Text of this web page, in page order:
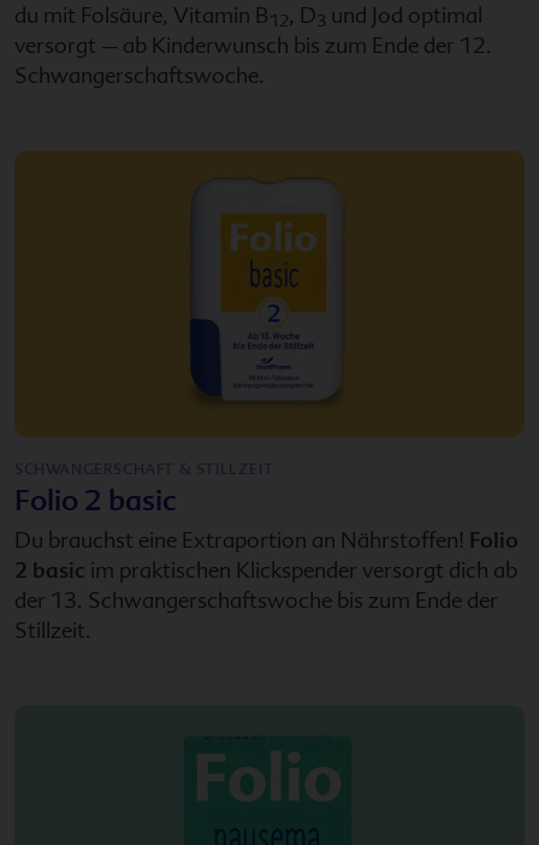
du mit Folsäure, Vitamin B12, D3 und Jod optimal
versorgt – ab Kinderwunsch bis zum Ende der 12.
Schwangerschaftswoche.
SCHWANGERSCHAFT & STILLZEIT
Folio 2 basic
Du brauchst eine Extraportion an Nährstoffen! Folio
2 basic im praktischen Klickspender versorgt dich ab
der 13. Schwangerschaftswoche bis zum Ende der
Stillzeit.